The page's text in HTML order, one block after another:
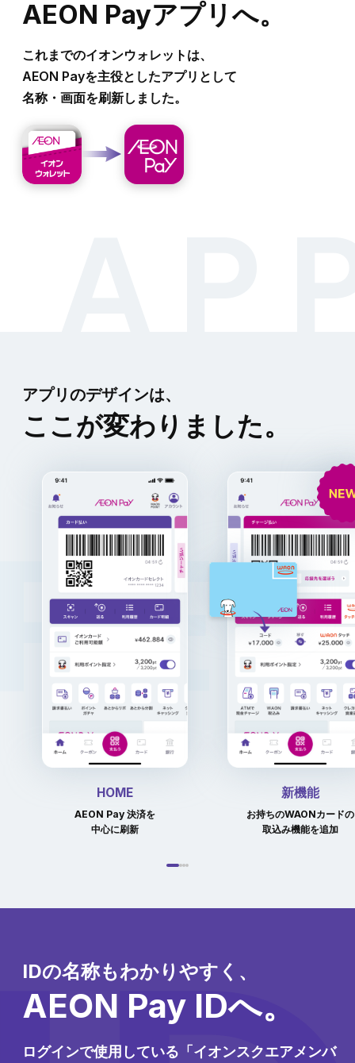
AEON Payアプリへ。
これまでのイオンウォレットは、
AEON Payを主役としたアプリとして
名称・画面を刷新しました。
アプリのデザインは、
ここが変わりました。
HOME
AEON Pay 決済を
中心に刷新
新機能
お持ちのWAONカードの
取込み機能を追加
IDの名称もわかりやすく、
AEON Pay IDへ。
ログインで使用している「イオンスクエアメンバ